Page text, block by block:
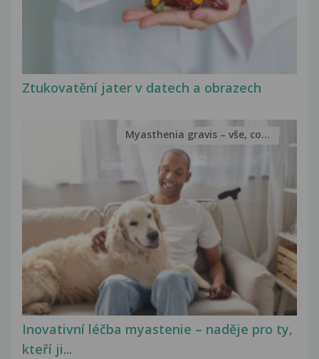
Ztukovatění jater v datech a obrazech
Inovativní léčba myastenie – naděje pro ty,
kteří ji...
Myasthenia gravis – vše, co...